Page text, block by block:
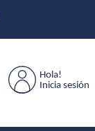
Hola!
Inicia sesión